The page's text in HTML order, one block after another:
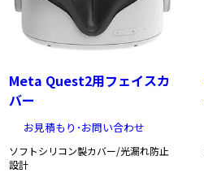
Meta Quest2用フェイスカ
バー
お見積もり･お問い合わせ
ソフトシリコン製カバー/光漏れ防止
設計